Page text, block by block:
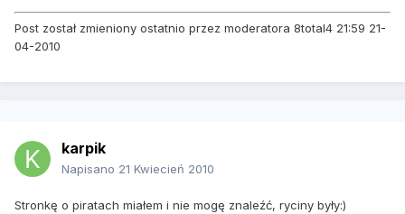
Post został zmieniony ostatnio przez moderatora 8total4 21:59 21-
04-2010
karpik
Napisano 21 Kwiecień 2010
Stronkę o piratach miałem i nie mogę znaleźć, ryciny były:)